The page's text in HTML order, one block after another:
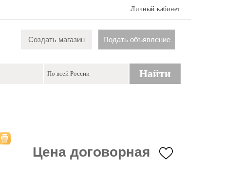
Личный кабинет
Создать магазин Подать объявление
Найти
Цена договорная